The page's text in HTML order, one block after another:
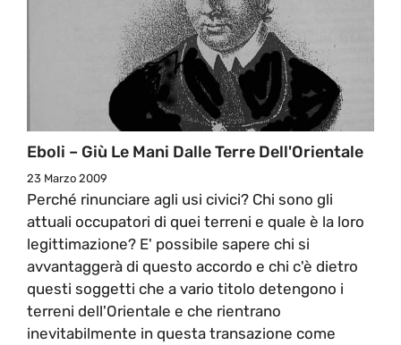
Eboli – Giù Le Mani Dalle Terre Dell'Orientale
23 Marzo 2009
Perché rinunciare agli usi civici? Chi sono gli
attuali occupatori di quei terreni e quale è la loro
legittimazione? E' possibile sapere chi si
avvantaggerà di questo accordo e chi c'è dietro
questi soggetti che a vario titolo detengono i
terreni dell'Orientale e che rientrano
inevitabilmente in questa transazione come